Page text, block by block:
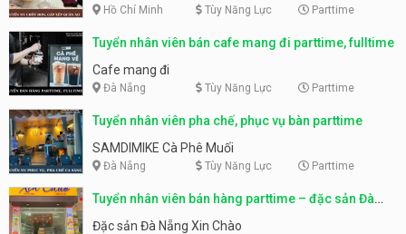
Hồ Chí Minh Tùy Năng Lực Parttime
Tuyển nhân viên bán cafe mang đi parttime, fulltime
Cafe mang đi
Đà Nẵng Tùy Năng Lực Parttime
Tuyển nhân viên pha chế, phục vụ bàn parttime
SAMDIMIKE Cà Phê Muối
Đà Nẵng Tùy Năng Lực Parttime
Tuyển nhân viên bán hàng parttime – đặc sản Đà
Nẵng
Đặc sản Đà Nẵng Xin Chào